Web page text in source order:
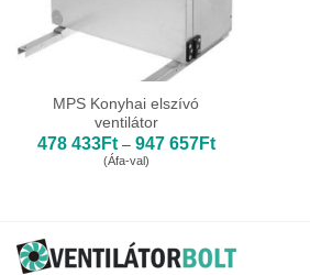
MPS Konyhai elszívó
ventilátor
478 433Ft – 947 657FtÁrtartomány:
(Áfa-val)